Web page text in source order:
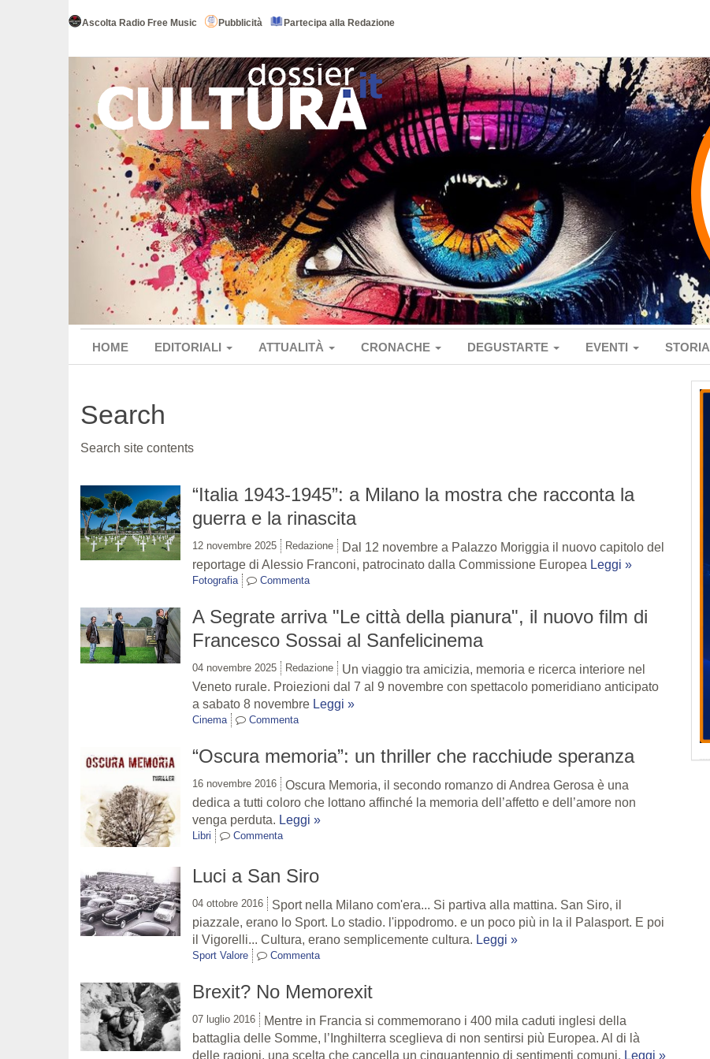
Ascolta Radio Free Music Pubblicità Partecipa alla Redazione
HOME EDITORIALI ATTUALITÀ CRONACHE DEGUSTARTE EVENTI STORIA
Search
Search site contents
“Italia 1943-1945”: a Milano la mostra che racconta la
guerra e la rinascita
12 novembre 2025 Redazione
Dal 12 novembre a Palazzo Moriggia il nuovo capitolo del
reportage di Alessio Franconi, patrocinato dalla Commissione Europea Leggi »
Fotografia Commenta
A Segrate arriva "Le città della pianura", il nuovo film di
Francesco Sossai al Sanfelicinema
04 novembre 2025 Redazione
Un viaggio tra amicizia, memoria e ricerca interiore nel
Veneto rurale. Proiezioni dal 7 al 9 novembre con spettacolo pomeridiano anticipato
a sabato 8 novembre Leggi »
Cinema Commenta
“Oscura memoria”: un thriller che racchiude speranza
16 novembre 2016
Oscura Memoria, il secondo romanzo di Andrea Gerosa è una
dedica a tutti coloro che lottano affinché la memoria dell’affetto e dell’amore non
venga perduta. Leggi »
Libri Commenta
Luci a San Siro
04 ottobre 2016
Sport nella Milano com'era... Si partiva alla mattina. San Siro, il
piazzale, erano lo Sport. Lo stadio. l'ippodromo. e un poco più in la il Palasport. E poi
il Vigorelli... Cultura, erano semplicemente cultura. Leggi »
Sport Valore Commenta
Brexit? No Memorexit
07 luglio 2016
Mentre in Francia si commemorano i 400 mila caduti inglesi della
battaglia delle Somme, l’Inghilterra sceglieva di non sentirsi più Europea. Al di là
delle ragioni, una scelta che cancella un cinquantennio di sentimenti comuni. Leggi »